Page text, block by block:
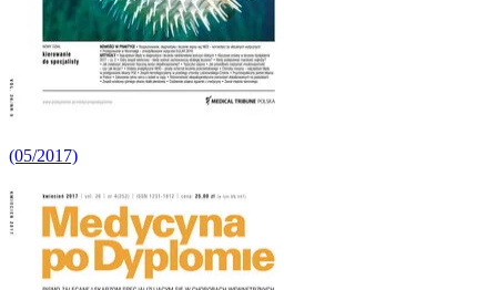
(05/2017)